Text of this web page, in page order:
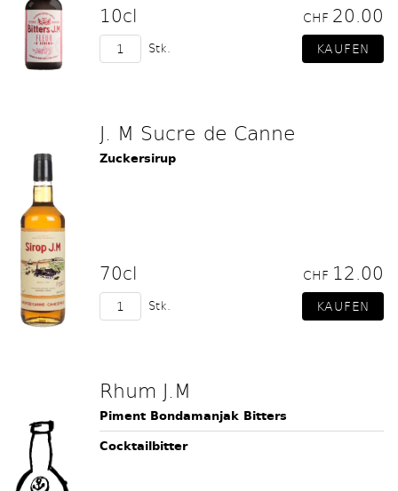
10cl CHF 20.00
Stk.
J. M Sucre de Canne
Zuckersirup
70cl CHF 12.00
Stk.
Rhum J.M
Piment Bondamanjak Bitters
Cocktailbitter